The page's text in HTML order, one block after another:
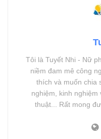
Tôi là Tuyết Nhi - Nữ
niềm đam mê công
thích và muốn chia
nghiệm, kinh
thuật... Rất mong